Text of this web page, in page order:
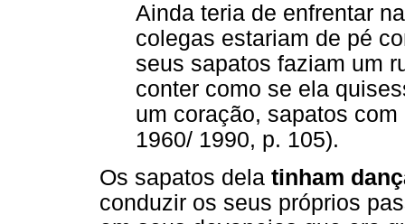
Ainda teria de enfrentar
colegas estariam de pé
seus sapatos faziam um
conter como se ela
um coração, sapatos
1960/ 1990, p. 105).
Os sapatos dela tinham
conduzir os seus próprios